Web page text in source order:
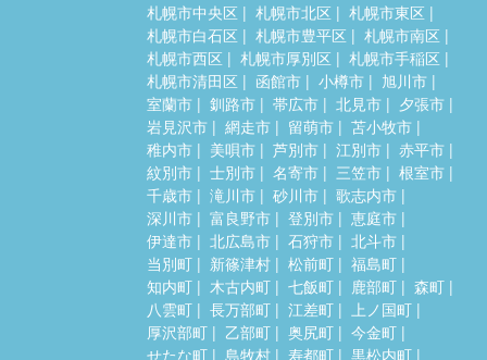
札幌市中央区 札幌市北区
札幌市東区
札幌市白石区
札幌市豊平区
札幌市南区
札幌市西区
札幌市厚別区
札幌市手稲区
札幌市清田区
函館市 小樽市
旭川市
室蘭市
釧路市 帯広市 北見市
夕張市
岩見沢市
網走市 留萌市
苫小牧市
稚内市
美唄市 芦別市 江別市
赤平市
紋別市
士別市 名寄市 三笠市
根室市
千歳市
滝川市 砂川市
歌志内市
深川市
富良野市 登別市
恵庭市
伊達市
北広島市 石狩市
北斗市
当別町
新篠津村 松前町
福島町
知内町
木古内町 七飯町 鹿部町
森町
八雲町
長万部町 江差町
上ノ国町
厚沢部町
乙部町 奥尻町
今金町
せたな町
島牧村 寿都町 黒松内町